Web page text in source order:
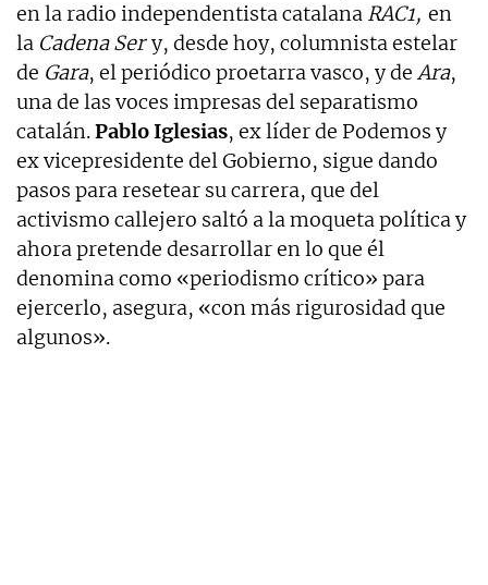
en la radio independentista catalana RAC1, en
la Cadena Sery, desde hoy, columnista estelar
de Gara, el periódico proetarra vasco, y de Ara,
una de las voces impresas del separatismo
catalán.Pablo Iglesias, ex líder de Podemos y
ex vicepresidente del Gobierno, sigue dando
pasos para resetear su carrera, que del
activismo callejero saltó a la moqueta política y
ahora pretende desarrollar en lo que él
denomina como «periodismo crítico» para
ejercerlo, asegura, «con más rigurosidad que
algunos».